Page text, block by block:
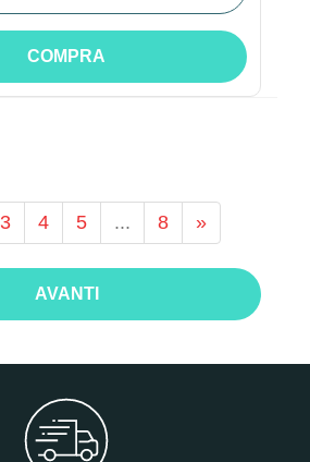
COMPRA
3 4 5 ... 8 »
AVANTI